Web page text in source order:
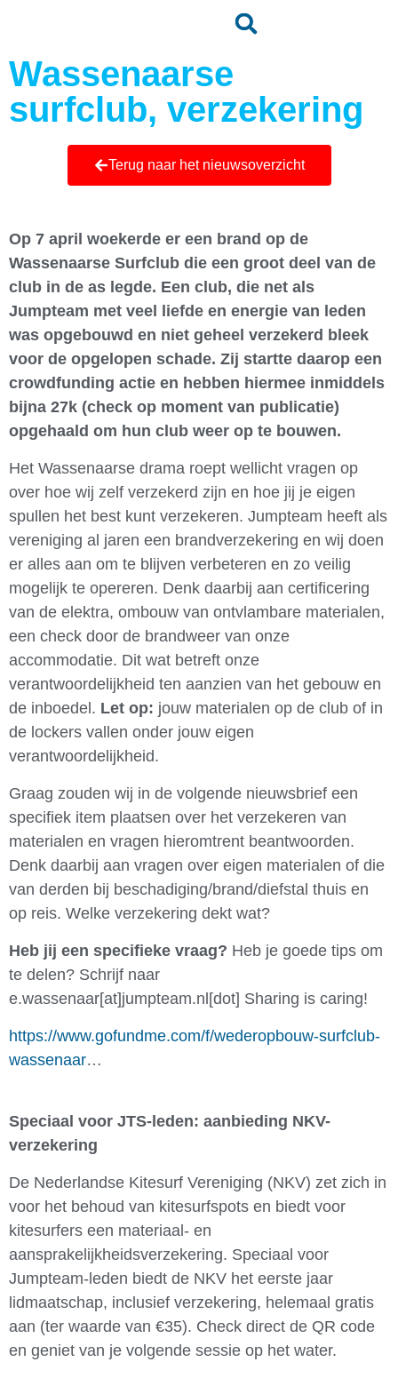
Wassenaarse
surfclub, verzekering
Terug naar het nieuwsoverzicht
Op 7 april woekerde er een brand op de
Wassenaarse Surfclub die een groot deel van de
club in de as legde. Een club, die net als
Jumpteam met veel liefde en energie van leden
was opgebouwd en niet geheel verzekerd bleek
voor de opgelopen schade. Zij startte daarop een
crowdfunding actie en hebben hiermee inmiddels
bijna 27k (check op moment van publicatie)
opgehaald om hun club weer op te bouwen.
Het Wassenaarse drama roept wellicht vragen op
over hoe wij zelf verzekerd zijn en hoe jij je eigen
spullen het best kunt verzekeren. Jumpteam heeft als
vereniging al jaren een brandverzekering en wij doen
er alles aan om te blijven verbeteren en zo veilig
mogelijk te opereren. Denk daarbij aan certificering
van de elektra, ombouw van ontvlambare materialen,
een check door de brandweer van onze
accommodatie. Dit wat betreft onze
verantwoordelijkheid ten aanzien van het gebouw en
de inboedel. Let op: jouw materialen op de club of in
de lockers vallen onder jouw eigen
verantwoordelijkheid.
Graag zouden wij in de volgende nieuwsbrief een
specifiek item plaatsen over het verzekeren van
materialen en vragen hieromtrent beantwoorden.
Denk daarbij aan vragen over eigen materialen of die
van derden bij beschadiging/brand/diefstal thuis en
op reis. Welke verzekering dekt wat?
Heb jij een specifieke vraag? Heb je goede tips om
te delen? Schrijf naar
e.wassenaar[at]jumpteam.nl[dot] Sharing is caring!
https://www.gofundme.com/f/wederopbouw-surfclub-
wassenaar…
Speciaal voor JTS-leden: aanbieding NKV-
verzekering
De Nederlandse Kitesurf Vereniging (NKV) zet zich in
voor het behoud van kitesurfspots en biedt voor
kitesurfers een materiaal- en
aansprakelijkheidsverzekering. Speciaal voor
Jumpteam-leden biedt de NKV het eerste jaar
lidmaatschap, inclusief verzekering, helemaal gratis
aan (ter waarde van €35). Check direct de QR code
en geniet van je volgende sessie op het water.